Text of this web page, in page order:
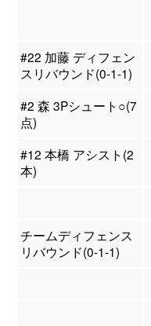
#22 加藤 ディフェン
スリバウンド(0-1-1)
#2 森 3Pシュート○(7
点)
#12 本橋 アシスト(2
本)
チームディフェンス
リバウンド(0-1-1)